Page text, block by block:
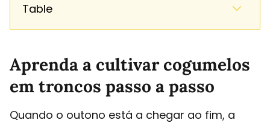
Table
Aprenda a cultivar cogumelos
em troncos passo a passo
Quando o outono está a chegar ao fim, a